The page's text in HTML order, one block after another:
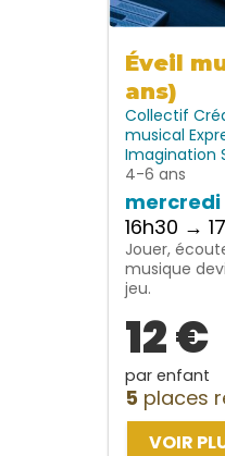
Éveil
ans)
Collectif
musical
Imagination
4-6 ans
mercredi
16h30 →
Jouer,
musique
jeu.
12 €
par enfant
5 places
VOIR